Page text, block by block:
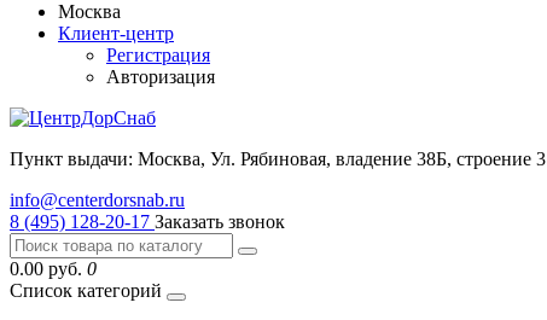
Москва
Клиент-центр
Регистрация
Авторизация
Пункт выдачи: Москва, Ул. Рябиновая, владение 38Б, строение 3
info@centerdorsnab.ru
8 (495) 128-20-17 Заказать звонок
0.00 руб. 0
Список категорий